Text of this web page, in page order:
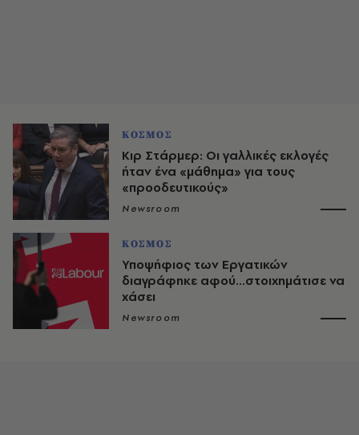
ΚΟΣΜΟΣ
Κιρ Στάρμερ: Οι γαλλικές εκλογές
ήταν ένα «μάθημα» για τους
«προοδευτικούς»
Newsroom
ΚΟΣΜΟΣ
Υποψήφιος των Εργατικών
διαγράφηκε αφού...στοιχημάτισε να
χάσει
Newsroom